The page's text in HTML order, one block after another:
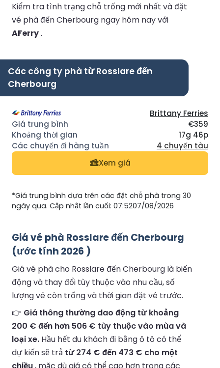
Kiểm tra tình trạng chỗ trống mới nhất và đặt
vé phà đến Cherbourg ngay hôm nay với
AFerry.
Các công ty phà từ Rosslare đến
Cherbourg
Brittany Ferries
€359
17g 46p
4 chuyến tàu
Xem giá
*Giá trung bình dựa trên các đặt chỗ phà trong 30
ngày qua. Cập nhật lần cuối: 07:5207/08/2026
Giá vé phà Rosslare đến Cherbourg
(ước tính 2026 )
Giá vé phà cho Rosslare đến Cherbourg là biến
động và thay đổi tùy thuộc vào nhu cầu, số
lượng vé còn trống và thời gian đặt vé trước.
👉 Giá thông thường dao động từ khoảng
200 € đến hơn 506 € tùy thuộc vào mùa và
loại xe. Hầu hết du khách đi bằng ô tô có thể
dự kiến sẽ trả từ 274 € đến 473 € cho một